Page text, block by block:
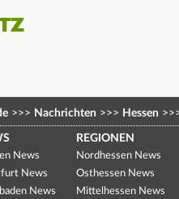
>>> Nachrichten >>> Hessen
News
News
News
REGIONEN
Nordhessen News
Osthessen News
Mittelhessen News